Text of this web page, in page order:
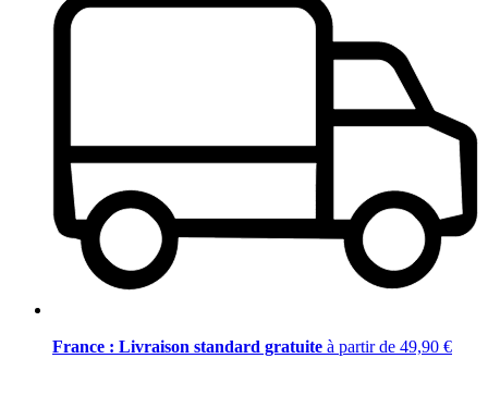
France : Livraison standard gratuite à partir de 49,90 €